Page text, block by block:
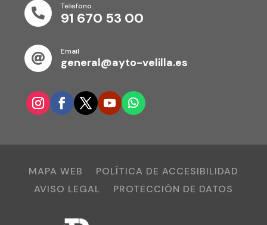

Telefono
91 670 53 00

Email
general@ayto-velilla.es
MAPA WEB
POLÍTICA DE ACCESIBILIDAD
AVISO LEGAL
PROTECCIÓN DE DATOS